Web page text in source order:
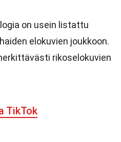
on usein listattu
elokuvien joukkoon.
rikoselokuvien
TikTok